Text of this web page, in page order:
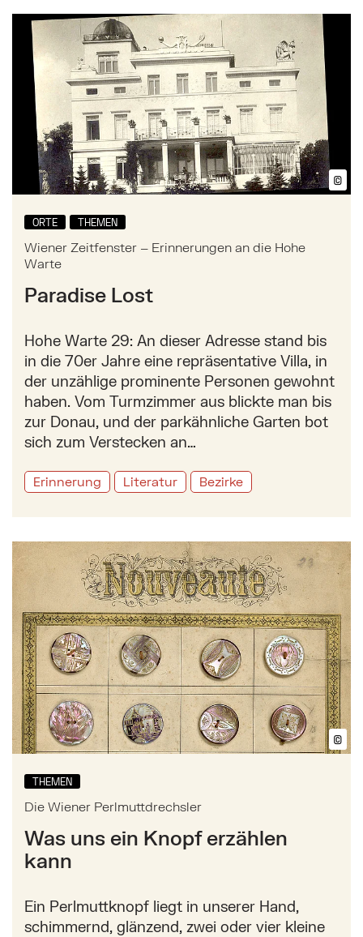
©
ORTE THEMEN
Wiener Zeitfenster – Erinnerungen an die Hohe
Warte
Paradise Lost
Hohe Warte 29: An dieser Adresse stand bis
in die 70er Jahre eine repräsentative Villa, in
der unzählige prominente Personen gewohnt
haben. Vom Turmzimmer aus blickte man bis
zur Donau, und der parkähnliche Garten bot
sich zum Verstecken an…
Erinnerung Literatur Bezirke
Mehr zu: Wiener Zeitfenster – Erinnerungen an die
©
THEMEN
Die Wiener Perlmuttdrechsler
Was uns ein Knopf erzählen
kann
Ein Perlmuttknopf liegt in unserer Hand,
schimmernd, glänzend, zwei oder vier kleine
Mehr zu: Die Wiener Perlmuttdrechsler